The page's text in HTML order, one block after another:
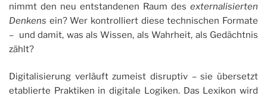
nimmt den neu entstandenen Raum des externalisierten
Denkens ein? Wer kontrolliert diese technischen Formate
– und damit, was als Wissen, als Wahrheit, als Gedächtnis
zählt?
Digitalisierung verläuft zumeist disruptiv – sie übersetzt
etablierte Praktiken in digitale Logiken. Das Lexikon wird